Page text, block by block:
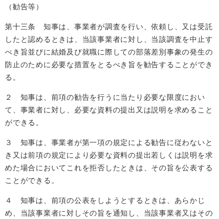
（勧告等）
第十三条 知事は、事業者が調査を行い、依頼し、又は受託
したと認めるときは、当該事業者に対し、当該調査を中止す
べき旨並びに結婚及び就職に際しての部落差別事象の発生の
防止のために必要な措置をとるべき旨を勧告することができ
る。
２ 知事は、前項の勧告を行うに当たり必要な限度におい
て、事業者に対し、必要な資料の提出又は説明を求めること
ができる。
３ 知事は、事業者が第一項の規定による勧告に従わないと
き又は前項の規定により必要な資料の提出若しくは説明を求
めた場合においてこれを拒否したときは、その旨を公表する
ことができる。
４ 知事は、前項の公表をしようとするときは、あらかじ
め、当該事業者に対しその旨を通知し、当該事業者又はその